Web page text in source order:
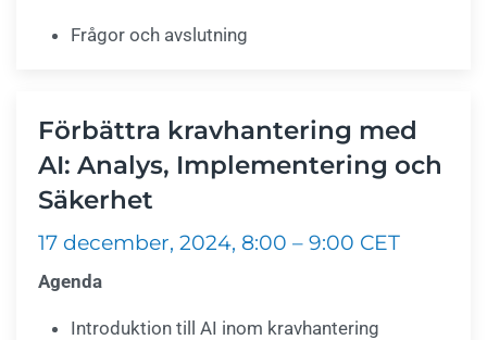
Frågor och avslutning
Förbättra kravhantering med
AI: Analys, Implementering och
Säkerhet
17 december, 2024, 8:00 – 9:00 CET
Agenda
Introduktion till AI inom kravhantering